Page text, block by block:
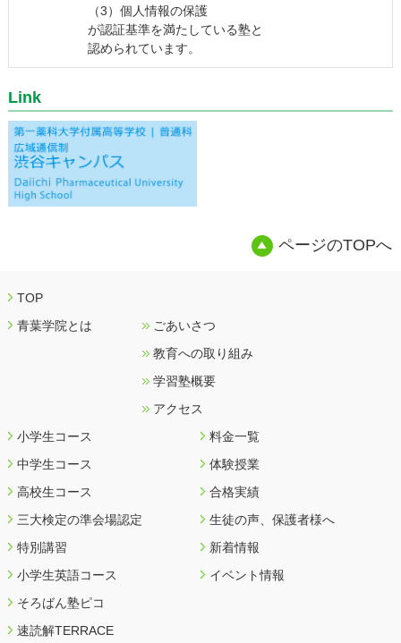
（3）個人情報の保護
が認証基準を満たしている塾と
認められています。
Link
ページのTOPへ
TOP
青葉学院とは
ごあいさつ
教育への取り組み
学習塾概要
アクセス
小学生コース
中学生コース
高校生コース
三大検定の準会場認定
特別講習
小学生英語コース
そろばん塾ピコ
速読解TERRACE
料金一覧
体験授業
合格実績
生徒の声、保護者様へ
新着情報
イベント情報